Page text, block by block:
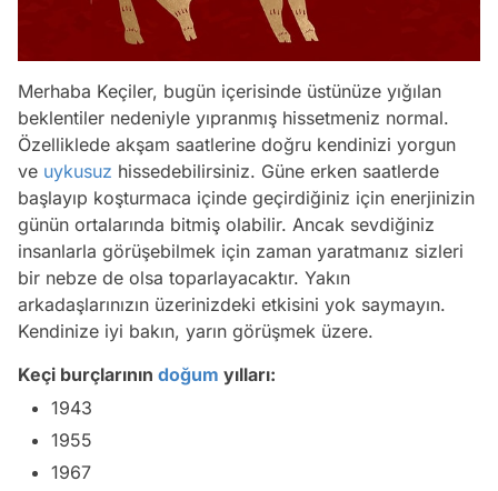
Merhaba Keçiler, bugün içerisinde üstünüze yığılan
beklentiler nedeniyle yıpranmış hissetmeniz normal.
Özelliklede akşam saatlerine doğru kendinizi yorgun
ve uykusuz hissedebilirsiniz. Güne erken saatlerde
başlayıp koşturmaca içinde geçirdiğiniz için enerjinizin
günün ortalarında bitmiş olabilir. Ancak sevdiğiniz
insanlarla görüşebilmek için zaman yaratmanız sizleri
bir nebze de olsa toparlayacaktır. Yakın
arkadaşlarınızın üzerinizdeki etkisini yok saymayın.
Kendinize iyi bakın, yarın görüşmek üzere.
Keçi burçlarının doğum yılları:
1943
1955
1967